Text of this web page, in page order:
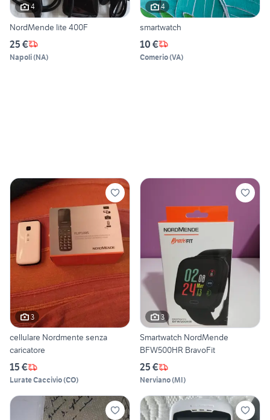
4
NordMende lite 400F
25 €
Napoli(NA)
4
smartwatch
10 €
Comerio(VA)
3
cellulare Nordmente senza
caricatore
15 €
Lurate Caccivio(CO)
3
Smartwatch NordMende
BFW500HR BravoFit
25 €
Nerviano(MI)